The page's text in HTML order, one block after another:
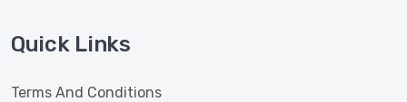
Quick Links
Terms And Conditions